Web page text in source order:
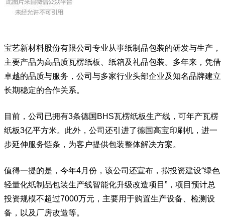
宝艺新材料股份有限公司专业从事纸制品包装的研发与生产，
主要产品为高品质瓦楞纸板
、纸箱及礼品包装。多年来，凭借
卓越的品质与服务，公司与多家行业头部企业及知名品牌建立
长期稳定的合作关系。
目前，公司已拥有3条德国BHS瓦楞纸板生产线，可年产瓦楞
纸板3亿平方米。此外，公司还引进了德国高宝印刷机 ，进一
步延伸服务链条，为客户提供包装整体解决方案。
值得一提的是，今年4月份，该公司还宣布，拟投资建设“绿色
轻量化纸制品包装生产线智能化升级改造项目”，项目预计总
投资规模不超过7000万元，主要用于购置生产设备、检测设
备，以及厂房改造等。